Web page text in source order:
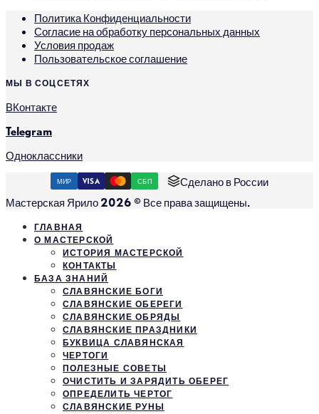
Политика Конфиденциальности
Согласие на обработку персональных данных
Условия продаж
Пользовательское соглашение
МЫ В СОЦСЕТЯХ
ВКонтакте
Telegram
Одноклассники
МИР VISA СБП
Сделано в России
Мастерская Ярило 2026 © Все права защищены.
ГЛАВНАЯ
О МАСТЕРСКОЙ
ИСТОРИЯ МАСТЕРСКОЙ
КОНТАКТЫ
БАЗА ЗНАНИЙ
СЛАВЯНСКИЕ БОГИ
СЛАВЯНСКИЕ ОБЕРЕГИ
СЛАВЯНСКИЕ ОБРЯДЫ
СЛАВЯНСКИЕ ПРАЗДНИКИ
БУКВИЦА СЛАВЯНСКАЯ
ЧЕРТОГИ
ПОЛЕЗНЫЕ СОВЕТЫ
ОЧИСТИТЬ И ЗАРЯДИТЬ ОБЕРЕГ
ОПРЕДЕЛИТЬ ЧЕРТОГ
СЛАВЯНСКИЕ РУНЫ